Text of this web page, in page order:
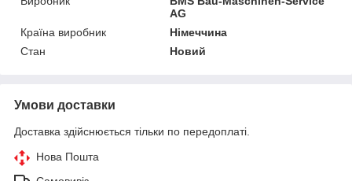
AG
Країна виробник
Німеччина
Стан
Новий
Умови доставки
Доставка здійснюється тільки по передоплаті.
Нова Пошта